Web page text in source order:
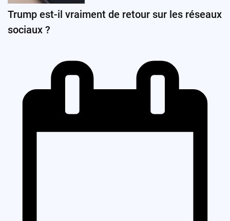
Trump est-il vraiment de retour sur les réseaux
sociaux ?